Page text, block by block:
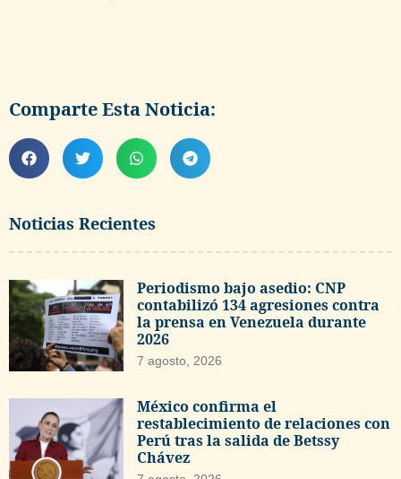
Noticias Recientes
Periodismo bajo asedio: CNP
contabilizó 134 agresiones contra
la prensa en Venezuela durante
2026
7 agosto, 2026
México confirma el
restablecimiento de relaciones con
Perú tras la salida de Betssy
Chávez
Comparte Esta Noticia: